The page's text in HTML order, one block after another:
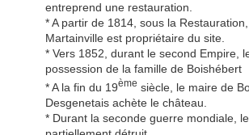
entreprend une restauration.
* A partir de 1814, sous la
Martainville est propriétaire du site.
* Vers 1852, durant le second Empire,
possession de la famille de Boishébert
* A la fin du 19ème siècle, le maire de
Desgenetais achète le château.
* Durant la seconde guerre mondiale,